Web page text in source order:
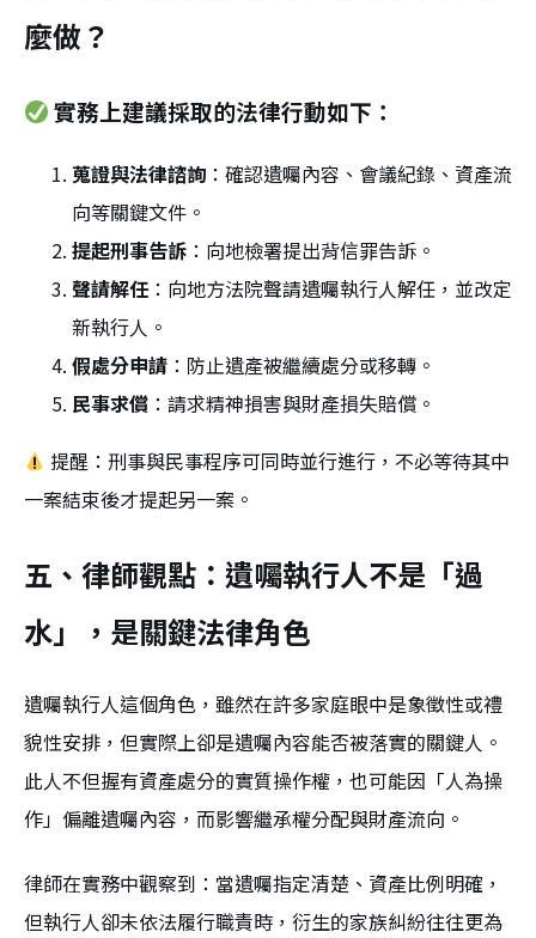
麼做？
實務上建議採取的法律行動如下：
蒐證與法律諮詢 ：確認遺囑內容、會議紀錄、資產流
向等關鍵文件。
提起刑事告訴 ：向地檢署提出背信罪告訴。
聲請解任：向地方法院聲請遺囑執行人解任，並改定
新執行人。
假處分申請 ：防止遺產被繼續處分或移轉。
民事求償 ：請求精神損害與財產損失賠償。
提醒：刑事與民事程序可同時並行進行，不必等待其中
一案結束後才提起另一案。
五、律師觀點：遺囑執行人不是「過
水」，是關鍵法律角色
遺囑執行人這個角色，雖然在許多家庭眼中是象徵性或禮
貌性安排，但實際上卻是遺囑內容能否被落實的關鍵人。
此人不但握有資產處分的實質操作權，也可能因「人為操
作」偏離遺囑內容，而影響繼承權分配與財產流向。
律師在實務中觀察到：當遺囑指定清楚、資產比例明確，
但執行人卻未依法履行職責時，衍生的家族糾紛往往更為